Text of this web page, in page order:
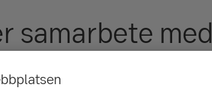
samarbete